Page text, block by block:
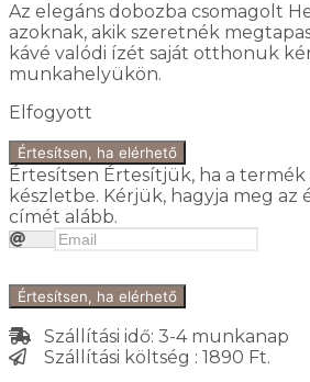
Az elegáns dobozba csomagolt
azoknak, akik szeretnék
kávé valódi ízét saját otthonuk
munkahelyükön.
Elfogyott
Értesítsen, ha elérhető
Értesítsen Értesítjük, ha a
készletbe. Kérjük, hagyja meg az
címét alább.
Értesítsen, ha elérhető
Szállítási idő: 3-4 munkanap
Szállítási költség : 1890 Ft.